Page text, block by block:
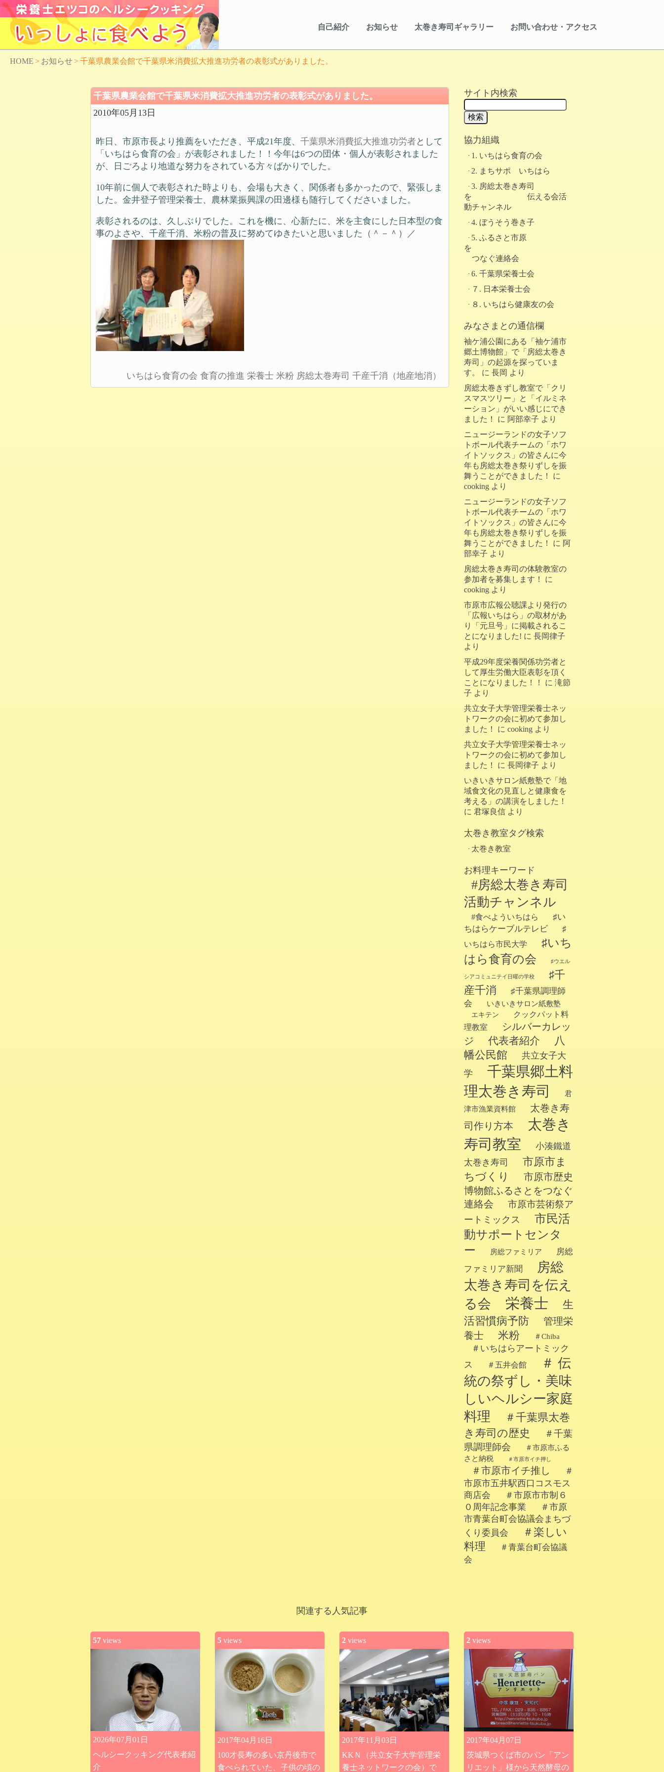
自己紹介 お知らせ 太巻き寿司ギャラリー お問い合わせ・アクセス
HOME > お知らせ>千葉県農業会館で千葉県米消費拡大推進功労者の表彰式がありました。
千葉県農業会館で千葉県米消費拡大推進功労者の表彰式がありました。
2010年05月13日
昨日、市原市長より推薦をいただき、平成21年度、 千葉県米消費拡大推進功労者として
「いちはら食育の会」が表彰されました！！今年は6つの団体・個人が表彰されました
が、日ごろより地道な努力をされている方々ばかりでした。
10年前に個人で表彰された時よりも、会場も大きく、関係者も多かったので、緊張しま
した。金井登子管理栄養士、農林業振興課の田邊様も随行してくださいました。
表彰されるのは、久しぶりでした。これを機に、心新たに、米を主食にした日本型の食
事のよさや、千産千消、米粉の普及に努めてゆきたいと思いました（＾－＾）／
いちはら食育の会 食育の推進 栄養士 米粉 房総太巻寿司 千産千消（地産地消）
サイト内検索
協力組織
1. いちはら食育の会
2. まちサポ いちはら
3. 房総太巻き寿司
を 伝える会活
動チャンネル
4. ぼうそう巻き子
5. ふるさと市原
を
つなぐ連絡会
6. 千葉県栄養士会
７. 日本栄養士会
８. いちはら健康友の会
みなさまとの通信欄
袖ケ浦公園にある「袖ケ浦市
郷土博物館」で「房総太巻き
寿司」の起源を探っていま
す。
に 長岡 より
房総太巻きずし教室で「クリ
スマスツリー」と「イルミネ
ーション」がいい感じにでき
ました！
に 阿部幸子 より
ニュージーランドの女子ソフ
トボール代表チームの「ホワ
イトソックス」の皆さんに今
年も房総太巻き祭りずしを振
舞うことができました！
に
cooking より
ニュージーランドの女子ソフ
トボール代表チームの「ホワ
イトソックス」の皆さんに今
年も房総太巻き祭りずしを振
舞うことができました！
に 阿
部幸子 より
房総太巻き寿司の体験教室の
参加者を募集します！
に
cooking より
市原市広報公聴課より発行の
「広報いちはら」の取材があ
り「元旦号」に掲載されるこ
とになりました! に 長岡律子
より
平成29年度栄養関係功労者と
して厚生労働大臣表彰を頂く
ことになりました！！
に 滝節
子 より
共立女子大学管理栄養士ネッ
トワークの会に初めて参加し
ました！
に cooking より
共立女子大学管理栄養士ネッ
トワークの会に初めて参加し
ました！
に 長岡律子 より
いきいきサロン紙敷塾で「地
域食文化の見直しと健康食を
考える」の講演をしました！
に 君塚良信 より
太巻き教室タグ検索
太巻き教室
お料理キーワード
#房総太巻き寿司
活動チャンネル
#食べよういちはら
♯い
ちはらケーブルテレビ
♯
いちはら市民大学
♯いち
はら食育の会
♯ウエル
シアコミュニテイ日曜の学校
♯千
産千消
♯千葉県調理師
会
いきいきサロン紙敷塾
エキテン
クックパット料
理教室
シルバーカレッ
ジ
代表者紹介
八
幡公民館
共立女子大
学
千葉県郷土料
理太巻き寿司
君
津市漁業資料館
太巻き寿
司作り方本
太巻き
寿司教室
小湊鐵道
太巻き寿司
市原市ま
ちづくり
市原市歴史
博物館ふるさとをつなぐ
連絡会
市原市芸術祭ア
ートミックス
市民活
動サポートセンタ
ー
房総ファミリア
房総
ファミリア新聞
房総
太巻き寿司を伝え
る会
栄養士
生
活習慣病予防
管理栄
養士
米粉 ＃Chiba
＃いちはらアートミック
ス
＃五井会館
＃ 伝
統の祭ずし・美味
しいヘルシー家庭
料理
＃千葉県太巻
き寿司の歴史
＃千葉
県調理師会
＃市原市ふる
さと納税
＃市原市イチ押し
＃市原市イチ推し
＃
市原市五井駅西口コスモス
商店会
＃市原市市制６
０周年記念事業
＃市原
市青葉台町会協議会まちづ
くり委員会
＃楽しい
料理
＃青葉台町会協議
会
関連する人気記事
57 views
2026年07月01日
ヘルシークッキング代表者紹
介
5 views
2017年04月16日
100才長寿の多い京丹後市で
食べられていた、子供の頃の
2 views
2017年11月03日
KKＮ（共立女子大学管理栄
養士ネットワークの会）で
2 views
2017年04月07日
茨城県つくば市のパン「アン
リエット」様から天然酵母の